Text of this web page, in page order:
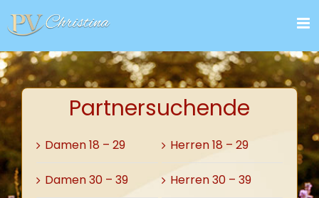
Inhalt
springen
Partnersuchende
Damen 18 – 29
Damen 30 – 39
Herren 18 – 29
Herren 30 – 39